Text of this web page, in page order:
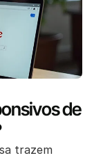
de
trazem